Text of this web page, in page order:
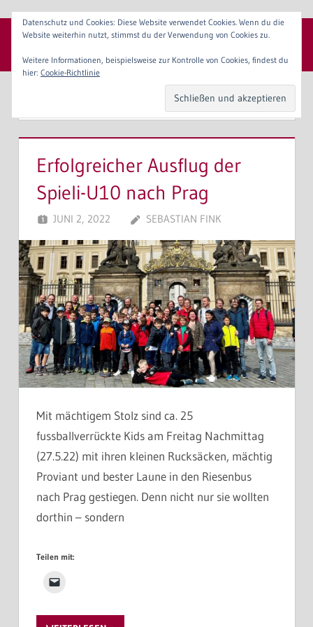
Zum
Inhalt
SpVgg 1904 Erlangen e. V. Menü
Erfolgreicher Ausflug der
Spieli-U10 nach Prag
JUNI 2, 2022 SEBASTIAN FINK
Mit mächtigem Stolz sind ca. 25
fussballverrückte Kids am Freitag Nachmittag
(27.5.22) mit ihren kleinen Rucksäcken, mächtig
Proviant und bester Laune in den Riesenbus
nach Prag gestiegen. Denn nicht nur sie wollten
dorthin – sondern
Teilen mit:
Datenschutz und Cookies: Diese Website verwendet Cookies. Wenn du die
Website weiterhin nutzt, stimmst du der Verwendung von Cookies zu.
Weitere Informationen, beispielsweise zur Kontrolle von Cookies, findest du
hier: Cookie-Richtlinie